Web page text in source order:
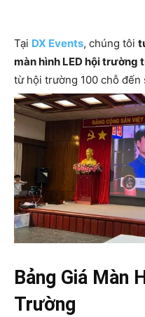
Tại DX Events, chúng tôi
màn hình LED hội trường
từ hội trường 100 chỗ đến
Bảng Giá Màn
Trường